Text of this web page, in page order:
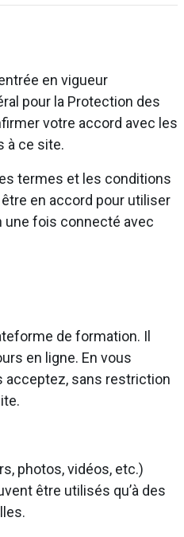
en vigueur
pour la Protection des
votre accord avec les
à ce site.
termes et les conditions
en accord pour utiliser
une fois connecté avec
de formation. Il
en ligne. En vous
acceptez, sans restriction
photos, vidéos, etc.)
être utilisés qu’à des